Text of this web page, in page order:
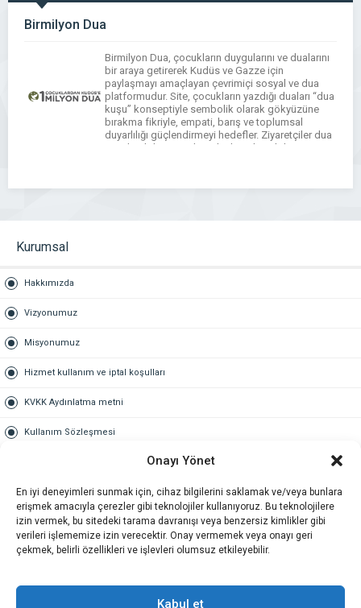
Onayı Yönet
En iyi deneyimleri sunmak için, cihaz bilgilerini saklamak ve/veya bunlara
erişmek amacıyla çerezler gibi teknolojiler kullanıyoruz. Bu teknolojilere
izin vermek, bu sitedeki tarama davranışı veya benzersiz kimlikler gibi
verileri işlememize izin verecektir. Onay vermemek veya onayı geri
çekmek, belirli özellikleri ve işlevleri olumsuz etkileyebilir.
Kabul et
Birmilyon Dua
Birmilyon Dua, çocukların duygularını ve dualarını
bir araya getirerek Kudüs ve Gazze için
paylaşmayı amaçlayan çevrimiçi sosyal ve dua
platformudur. Site, çocukların yazdığı duaları “dua
kuşu” konseptiyle sembolik olarak gökyüzüne
bırakma fikriyle, empati, barış ve toplumsal
duyarlılığı güçlendirmeyi hedefler. Ziyaretçiler dua
gönderebilir, öne çıkan duaları okuyabilir ve
Kurumsal
Hakkımızda
Vizyonumuz
Misyonumuz
Hizmet kullanım ve iptal koşulları
KVKK Aydınlatma metni
Kullanım Sözleşmesi
Gold üyelik nedir
Kariyer